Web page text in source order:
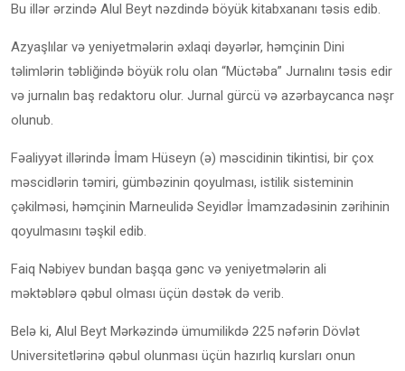
Bu illər ərzində Alul Beyt nəzdində böyük kitabxananı təsis edib.
Azyaşlılar və yeniyetmələrin əxlaqi dəyərlər, həmçinin Dini
təlimlərin təbliğində böyük rolu olan “Müctəba” Jurnalını təsis edir
və jurnalın baş redaktoru olur. Jurnal gürcü və azərbaycanca nəşr
olunub.
Fəaliyyət illərində İmam Hüseyn (ə) məscidinin tikintisi, bir çox
məscidlərin təmiri, gümbəzinin qoyulması, istilik sisteminin
çəkilməsi, həmçinin Marneulidə Seyidlər İmamzadəsinin zərihinin
qoyulmasını təşkil edib.
Faiq Nəbiyev bundan başqa gənc və yeniyetmələrin ali
məktəblərə qəbul olması üçün dəstək də verib.
Belə ki, Alul Beyt Mərkəzində ümumilikdə 225 nəfərin Dövlət
Universitetlərinə qəbul olunması üçün hazırlıq kursları onun